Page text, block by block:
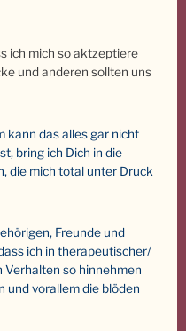
ich mich so aktzeptiere
und anderen sollten uns
kann das alles gar nicht
bring ich Dich in die
die mich total unter Druck
Freunde und
ich in therapeutischer/
so hinnehmen
und vorallem die blöden